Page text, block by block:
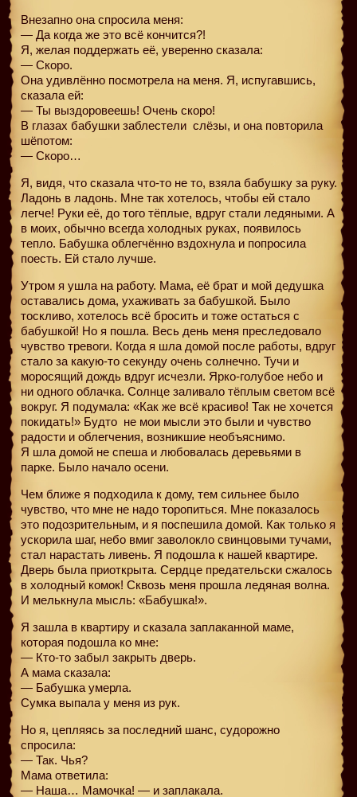
Внезапно она спросила меня:
— Да когда же это всё кончится?!
Я, желая поддержать её, уверенно сказала:
— Скоро.
Она удивлённо посмотрела на меня. Я, испугавшись,
сказала ей:
— Ты выздоровеешь! Очень скоро!
В глазах бабушки заблестели слёзы, и она повторила
шёпотом:
— Скоро…
Я, видя, что сказала что-то не то, взяла бабушку за руку.
Ладонь в ладонь. Мне так хотелось, чтобы ей стало
легче! Руки её, до того тёплые, вдруг стали ледяными. А
в моих, обычно всегда холодных руках, появилось
тепло. Бабушка облегчённо вздохнула и попросила
поесть. Ей стало лучше.
Утром я ушла на работу. Мама, её брат и мой дедушка
оставались дома, ухаживать за бабушкой. Было
тоскливо, хотелось всё бросить и тоже остаться с
бабушкой! Но я пошла. Весь день меня преследовало
чувство тревоги. Когда я шла домой после работы, вдруг
стало за какую-то секунду очень солнечно. Тучи и
моросящий дождь вдруг исчезли. Ярко-голубое небо и
ни одного облачка. Солнце заливало тёплым светом всё
вокруг. Я подумала: «Как же всё красиво! Так не хочется
покидать!» Будто не мои мысли это были и чувство
радости и облегчения, возникшие необъяснимо.
Я шла домой не спеша и любовалась деревьями в
парке. Было начало осени.
Чем ближе я подходила к дому, тем сильнее было
чувство, что мне не надо торопиться. Мне показалось
это подозрительным, и я поспешила домой. Как только я
ускорила шаг, небо вмиг заволокло свинцовыми тучами,
стал нарастать ливень. Я подошла к нашей квартире.
Дверь была приоткрыта. Сердце предательски сжалось
в холодный комок! Сквозь меня прошла ледяная волна.
И мелькнула мысль: «Бабушка!».
Я зашла в квартиру и сказала заплаканной маме,
которая подошла ко мне:
— Кто-то забыл закрыть дверь.
А мама сказала:
— Бабушка умерла.
Сумка выпала у меня из рук.
Но я, цепляясь за последний шанс, судорожно
спросила:
— Так. Чья?
Мама ответила:
— Наша… Мамочка! — и заплакала.